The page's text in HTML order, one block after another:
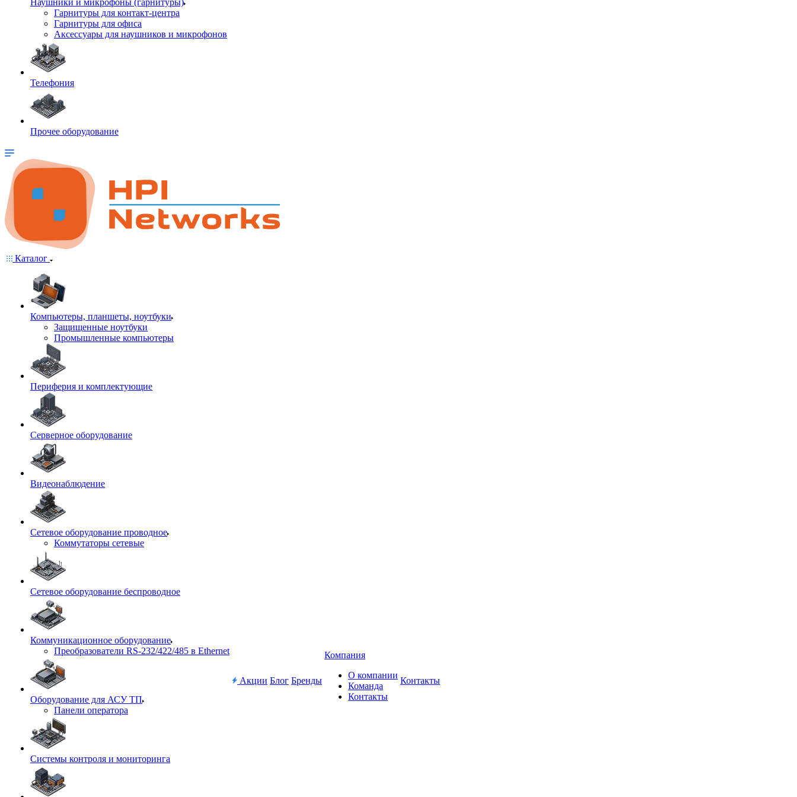
Наушники и микрофоны (гарнитуры)
Гарнитуры для контакт-центра
Гарнитуры для офиса
Аксессуары для наушников и микрофонов
Телефония
Прочее оборудование
Каталог
Компьютеры, планшеты, ноутбуки
Защищенные ноутбуки
Промышленные компьютеры
Периферия и комплектующие
Серверное оборудование
Видеонаблюдение
Сетевое оборудование проводное
Коммутаторы сетевые
Сетевое оборудование беспроводное
Коммуникационное оборудование
Преобразователи RS-232/422/485 в Ethernet
Оборудование для АСУ ТП
Панели оператора
Системы контроля и мониторинга
Акции Блог Бренды
Компания
О компании
Команда
Контакты
Контакты